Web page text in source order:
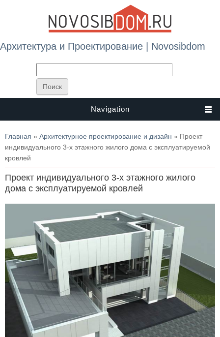
Архитектура и Проектирование | Novosibdom
Navigation
Вы здесь
Главная » Архитектурное проектирование и дизайн » Проект
индивидуального 3-х этажного жилого дома с эксплуатируемой
кровлей
Проект индивидуального 3-х этажного жилого
дома с эксплуатируемой кровлей